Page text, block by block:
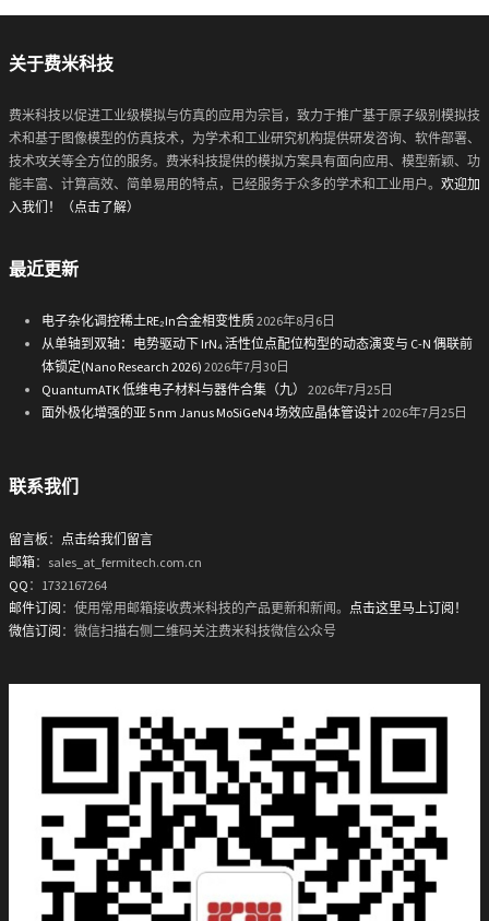
关于费米科技
费米科技以促进工业级模拟与仿真的应用为宗旨，致力于推广基于原子级别模拟技
术和基于图像模型的仿真技术，为学术和工业研究机构提供研发咨询、软件部署、
技术攻关等全方位的服务。费米科技提供的模拟方案具有面向应用、模型新颖、功
能丰富、计算高效、简单易用的特点，已经服务于众多的学术和工业用户。 欢迎加
入我们！（点击了解）
最近更新
电子杂化调控稀土RE₂In合金相变性质2026年8月6日
从单轴到双轴：电势驱动下 IrN₄ 活性位点配位构型的动态演变与 C-N 偶联前
体锁定(Nano Research 2026) 2026年7月30日
QuantumATK 低维电子材料与器件合集（九）
2026年7月25日
面外极化增强的亚 5 nm Janus MoSiGeN4 场效应晶体管设计2026年7月25日
联系我们
留言板 ： 点击给我们留言
邮箱：sales_at_fermitech.com.cn
QQ ：1732167264
邮件订阅 ：使用常用邮箱接收费米科技的产品更新和新闻。 点击这里马上订阅！
微信订阅 ：微信扫描右侧二维码关注费米科技微信公众号